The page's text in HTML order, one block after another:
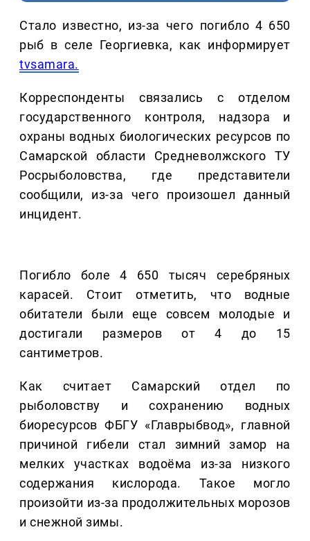
Стало известно, из-за чего погибло 4 650
рыб в селе Георгиевка, как информирует
tvsamara.
Корреспонденты связались с отделом
государственного контроля, надзора и
охраны водных биологических ресурсов по
Самарской области Средневолжского ТУ
Росрыболовства, где представители
сообщили, из-за чего произошел данный
инцидент.
Погибло боле 4 650 тысяч серебряных
карасей. Стоит отметить, что водные
обитатели были еще совсем молодые и
достигали размеров от 4 до 15
сантиметров.
Как считает Самарский отдел по
рыболовству и сохранению водных
биоресурсов ФБГУ «Главрыбвод», главной
причиной гибели стал зимний замор на
мелких участках водоёма из-за низкого
содержания кислорода. Такое могло
произойти из-за продолжительных морозов
и снежной зимы.